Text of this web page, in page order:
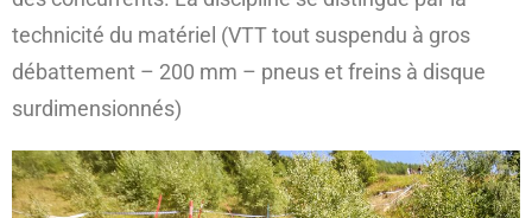
technicité du matériel (VTT tout suspendu à gros
débattement – 200 mm – pneus et freins à disque
surdimensionnés)